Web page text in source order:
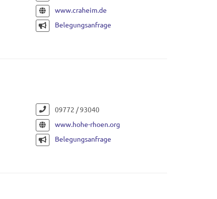
www.craheim.de
Belegungsanfrage
09772 / 93040
www.hohe-rhoen.org
Belegungsanfrage